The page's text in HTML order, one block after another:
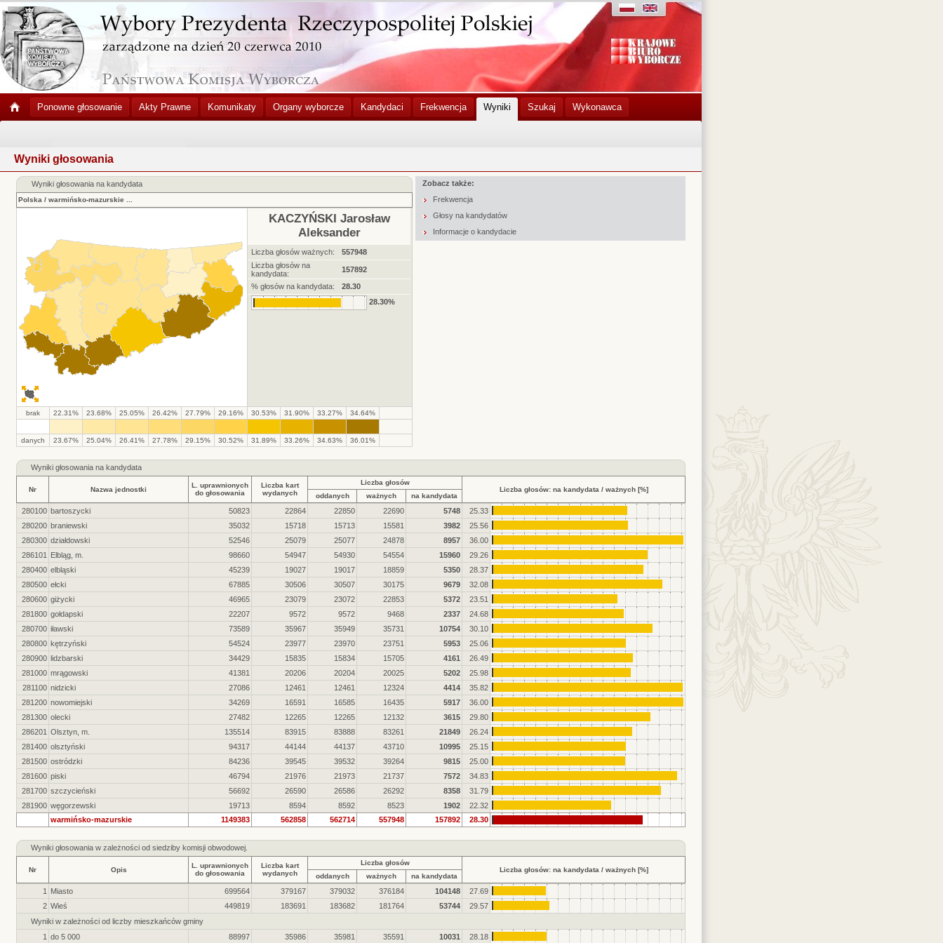
Ponowne głosowanie Akty Prawne Komunikaty Organy wyborcze Kandydaci Frekwencja Wyniki Szukaj Wykonawca
Wyniki głosowania
Wyniki głosowania na kandydata
Polska / warmińsko-mazurskie
KACZYŃSKI Jarosław
Aleksander
Liczba głosów ważnych:
557948
Liczba głosów na
kandydata:
157892
% głosów na kandydata:
28.30
28.30%
brak 22.31% 23.68% 25.05% 26.42% 27.79% 29.16% 30.53% 31.90% 33.27% 34.64%
danych 23.67% 25.04% 26.41% 27.78% 29.15% 30.52% 31.89% 33.26% 34.63% 36.01%
Zobacz także:
Frekwencja
Głosy na kandydatów
Informacje o kandydacie
Wyniki głosowania na kandydata
Nr Nazwa jednostki
L. uprawnionych
do głosowania
Liczba kart
wydanych
Liczba głosów
Liczba głosów: na kandydata / ważnych [%]
oddanych
ważnych na kandydata
280100 bartoszycki 50823 22864 22850 22690 5748
25.33
280200 braniewski 35032 15718 15713 15581 3982
25.56
280300 działdowski 52546 25079 25077 24878 8957
36.00
286101
Elbląg, m. 98660 54947 54930 54554 15960
29.26
280400 elbląski 45239 19027 19017 18859 5350
28.37
280500 ełcki 67885 30506 30507 30175 9679
32.08
280600 giżycki 46965 23079 23072 22853 5372
23.51
281800 gołdapski 22207 9572 9572 9468 2337
24.68
280700 iławski 73589 35967 35949 35731 10754
30.10
280800 kętrzyński 54524 23977 23970 23751 5953
25.06
280900 lidzbarski 34429 15835 15834 15705 4161
26.49
281000 mrągowski 41381 20206 20204 20025 5202
25.98
281100 nidzicki 27086 12461 12461 12324 4414
35.82
281200 nowomiejski 34269 16591 16585 16435 5917
36.00
281300 olecki 27482 12265 12265 12132 3615
29.80
286201 Olsztyn, m. 135514 83915 83888 83261 21849
26.24
281400 olsztyński 94317 44144 44137 43710 10995
25.15
281500 ostródzki 84236 39545 39532 39264 9815
25.00
281600 piski 46794 21976 21973 21737 7572
34.83
281700 szczycieński 56692 26590 26586 26292 8358
31.79
281900 węgorzewski 19713 8594 8592 8523 1902
22.32
warmińsko-mazurskie
1149383 562858 562714 557948 157892 28.30
Wyniki głosowania w zależności od siedziby komisji obwodowej.
Nr Opis
L. uprawnionych
do głosowania
Liczba kart
wydanych
Liczba głosów
Liczba głosów: na kandydata / ważnych [%]
oddanych
ważnych na kandydata
1 Miasto 699564 379167 379032 376184 104148
27.69
2 Wieś 449819 183691 183682 181764 53744
29.57
Wyniki w zależności od liczby mieszkańców gminy
1 do 5 000 88997 35986 35981 35591 10031 28.18